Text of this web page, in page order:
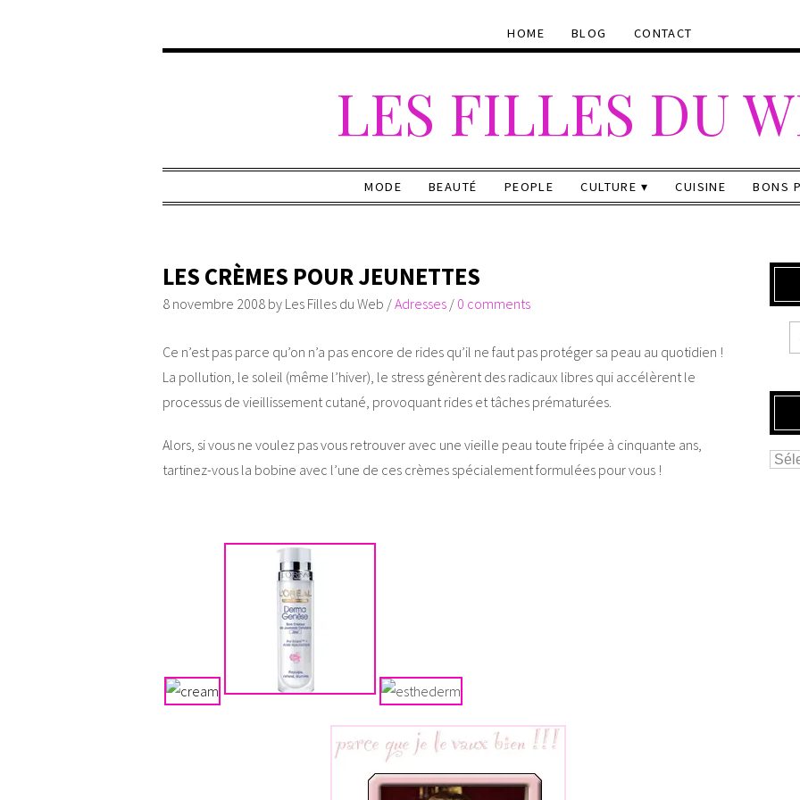
HOME BLOG CONTACT
LES FILLES DU
MODE BEAUTÉ PEOPLE CULTURE CUISINE BONS
LES CRÈMES POUR JEUNETTES
8 novembre 2008 by Les Filles du Web /Adresses / 0 comments
Ce n’est pas parce qu’on n’a pas encore de rides qu’il ne faut pas protéger sa peau au quotidien !
La pollution, le soleil (même l’hiver), le stress génèrent des radicaux libres qui accélèrent le
processus de vieillissement cutané, provoquant rides et tâches prématurées.
Alors, si vous ne voulez pas vous retrouver avec une vieille peau toute fripée à cinquante ans,
tartinez-vous la bobine avec l’une de ces crèmes spécialement formulées pour vous !